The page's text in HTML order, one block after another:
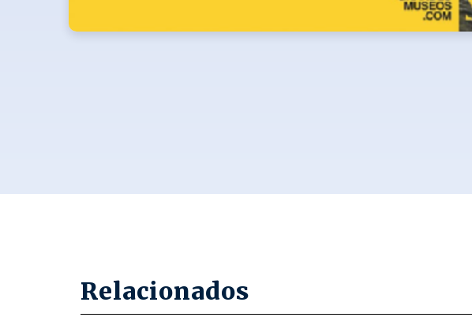
Relacionados